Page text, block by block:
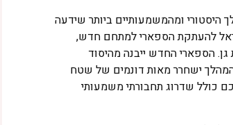
ומהמשמעותיים ביותר שידעה
להעתקת הספארי למתחם חדש,
הספארי החדש ייבנה מהיסוד
ישחרר מאות דונמים של שטח
נרחב והגדלת שטח העיר בכ-1,000 דונם. בנוסף, ההסכם כולל שדרוג תחבורתי משמעותי